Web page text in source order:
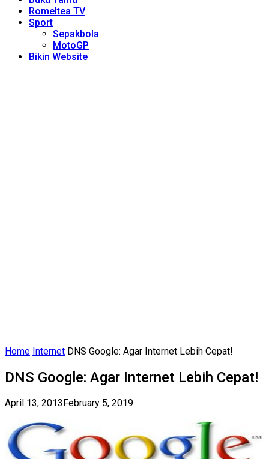
Romeltea TV
Sport
Sepakbola
MotoGP
Bikin Website
Home Internet DNS Google: Agar Internet Lebih Cepat!
DNS Google: Agar Internet Lebih Cepat!
April 13, 2013 February 5, 2019